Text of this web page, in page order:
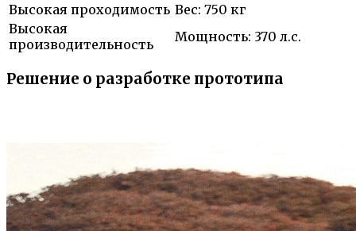
Высокая проходимость Вес: 750 кг
Высокая
производительность
Мощность: 370 л.с.
Решение о разработке прототипа